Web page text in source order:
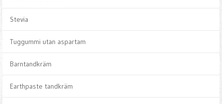
Stevia
Tuggummi utan aspartam
Barntandkräm
Earthpaste tandkräm